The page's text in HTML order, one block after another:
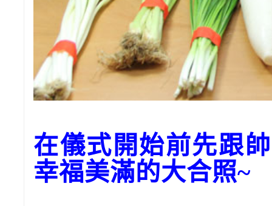
在儀式開始前先跟
幸福美滿的大合照~